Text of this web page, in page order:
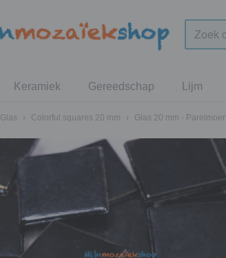
Keramiek Gereedschap Lijm
Glas › Colorful squares 20 mm › Glas 20 mm - Parelmoer